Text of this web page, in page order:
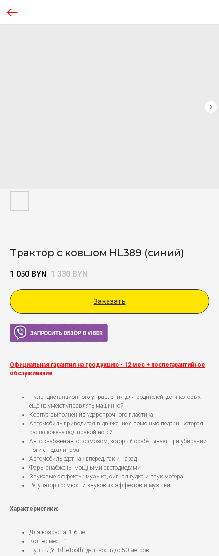
Трактор с ковшом HL389 (синий)
1 050 BYN 1 330 BYN
Заказать
Viber
Официальная гарантия на продукцию - 12 мес + послегарантийное
обслуживание
Пульт дистанционного управления для родителей, дети которых
еще не умеют управлять машинкой
Корпус выполнен из ударопрочного пластика
Автомобиль приводится в движение с помощью педали, которая
расположена под правой ногой
Авто снабжен авто-тормозом, который срабатывает при убирании
ноги с педали газа
Автомобиль едет как вперед, так и назад
Фары снабжены мощными светодиодами
Звуковые эффекты: музыка, сигнал гудка и звук мотора
Регулятор громкости звуковых эффектов и музыки
Характеристики:
Для возраста: 1-6 лет
Кол-во мест: 1
Пульт ДУ: BlueTooth, дальность до 50 метров